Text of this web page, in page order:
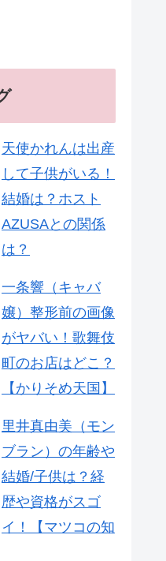
天使かれんは出産
して子供がいる！
結婚は？ホスト
AZUSAとの関係
は？
一条響（キャバ
嬢）整形前の画像
がヤバい！歌舞伎
町のお店はどこ？
【かりそめ天国】
里井真由美（モン
ブラン）の年齢や
結婚/子供は？経
歴や資格がスゴ
イ！【マツコの知